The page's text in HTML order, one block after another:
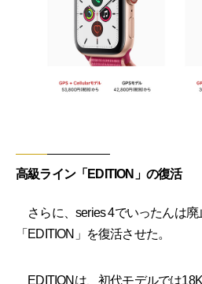
高級ライン「EDITION」の復活
さらに、series 4でいったんは廃
「EDITION」を復活させた。
EDITIONは、初代モデルでは